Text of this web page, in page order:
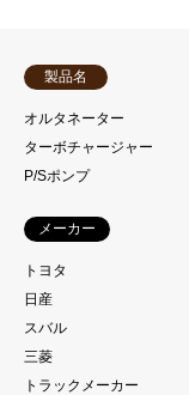
製品名
オルタネーター
ターボチャージャー
P/Sポンプ
メーカー
トヨタ
日産
スバル
三菱
トラックメーカー